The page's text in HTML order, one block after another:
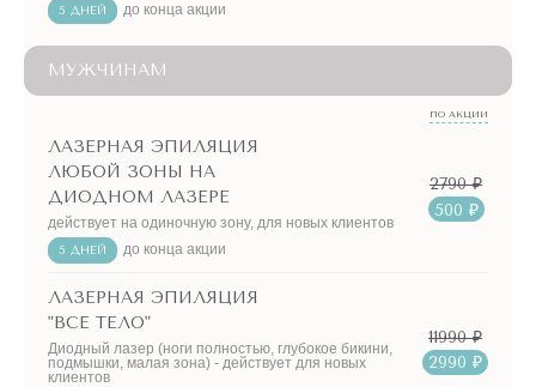
5 ДНЕЙ до конца акции
МУЖЧИНАМ
ПО АКЦИИ
ЛАЗЕРНАЯ ЭПИЛЯЦИЯ
ЛЮБОЙ ЗОНЫ НА
ДИОДНОМ ЛАЗЕРЕ
действует на одиночную зону, для новых клиентов
5 ДНЕЙ до конца акции
2790 ₽
500 ₽
ЛАЗЕРНАЯ ЭПИЛЯЦИЯ
"ВСЕ ТЕЛО"
Диодный лазер (ноги полностью, глубокое бикини,
подмышки, малая зона) - действует для новых
клиентов
11990 ₽
2990 ₽